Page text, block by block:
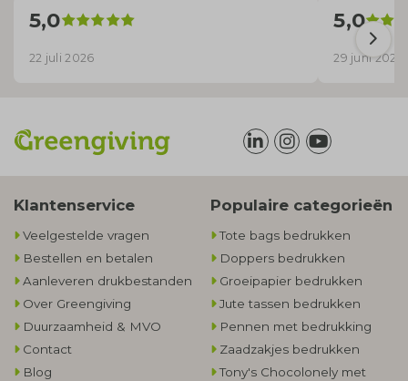
5,0
22 juli 2026
5,0
29 juni 2026
Klantenservice
Veelgestelde vragen
Bestellen en betalen
Aanleveren drukbestanden
Over Greengiving
Duurzaamheid & MVO
Contact
Blog
Populaire categorieën
Tote bags bedrukken
Doppers bedrukken
Groeipapier bedrukken
Jute tassen bedrukken
Pennen met bedrukking
Zaadzakjes bedrukken
Tony's Chocolonely met